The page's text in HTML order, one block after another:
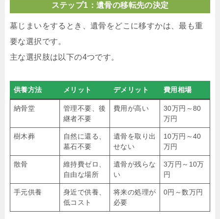
ステップ1：遺骨の移転先の決定
墓じまいをするとき、遺骨をどこに移すかは、最も重
要な選択です。
主な選択肢は以下の4つです。
供養方法 メリット デメリット 費用相場
納骨堂
管理不要、後
継者不要
費用が高い
30万円～80
万円
樹木葬
自然に還る、
墓石不要
遺骨を取り出
せない
10万円～40
万円
散骨
維持費ゼロ、
自由な場所
遺骨が残らな
い
3万円～10万
円
手元供養
身近で供養、
低コスト
将来の処理が
必要
0円～数万円